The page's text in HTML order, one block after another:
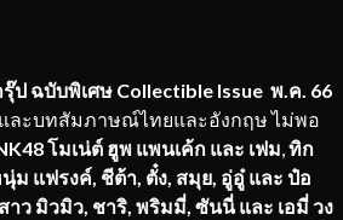
ป ฉบับพิเศษ Collectible Issue พ.ค. 66
ละบทสัมภาษณ์ไทยและอังกฤษ ไม่พอ
48 โมเน่ต์ ฮูพ แพนเค้ก และ เฟม,ทิก
นุ่ม แฟรงค์, ชีต้า, ตั๋ง, สมุย, อู่อู๋ และ ป๋อ
าว มิวมิว, ชาริ, พริมมี่, ซันนี่ และ เอมี่ วง